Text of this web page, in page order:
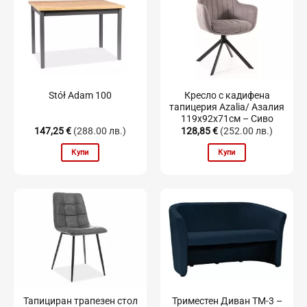
Stół Adam 100
147,25€ (288.00 лв.)
Купи
Кресло с кадифена
тапицерия Azalia/ Азалия
119x92x71см – Сиво
128,85€ (252.00 лв.)
Купи
Тапициран трапезен стол
Триместен Диван TM-3 –